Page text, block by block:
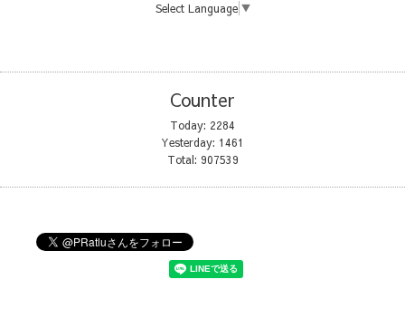
Select Language ▼
Counter
Today: 2284
Yesterday: 1461
Total: 907539